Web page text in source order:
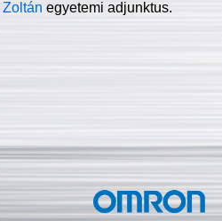
Zoltán egyetemi adjunktus.